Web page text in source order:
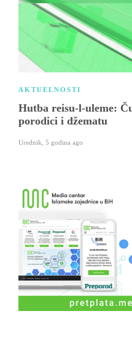
AKTUELNOSTI
Hutba reisu-l-uleme:
porodici i džematu
Urednik 5 godina ago